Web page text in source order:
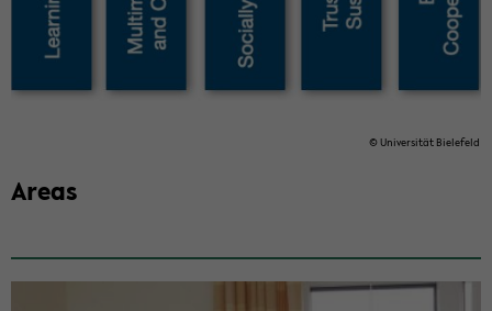
© Uni­ver­sität Biele­feld
Areas